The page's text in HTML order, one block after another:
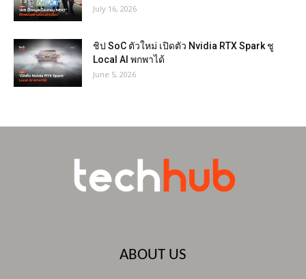
July 16, 2026
ชิป SoC ตัวใหม่ เปิดตัว Nvidia RTX Spark ชู
Local AI พกพาได้
June 5, 2026
ABOUT US